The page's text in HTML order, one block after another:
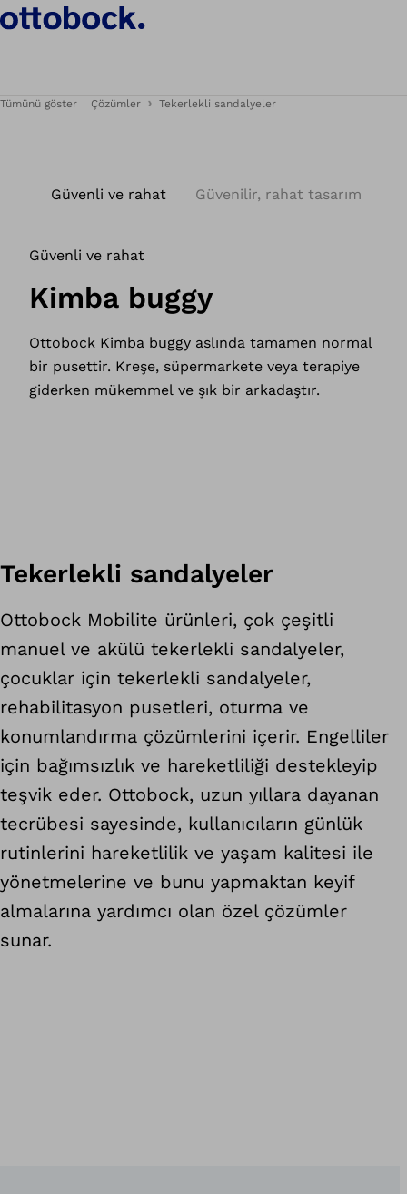
Tümünü göster Çözümler Tekerlekli sandalyeler
Güvenli ve rahat Güvenilir, rahat tasarım
Güvenli ve rahat
Kimba buggy
Ottobock Kimba buggy aslında tamamen normal
bir pusettir. Kreşe, süpermarkete veya terapiye
giderken mükemmel ve şık bir arkadaştır.
Tekerlekli sandalyeler
Ottobock Mobilite ürünleri, çok çeşitli
manuel ve akülü tekerlekli sandalyeler,
çocuklar için tekerlekli sandalyeler,
rehabilitasyon pusetleri, oturma ve
konumlandırma çözümlerini içerir. Engelliler
için bağımsızlık ve hareketliliği destekleyip
teşvik eder. Ottobock, uzun yıllara dayanan
tecrübesi sayesinde, kullanıcıların günlük
rutinlerini hareketlilik ve yaşam kalitesi ile
yönetmelerine ve bunu yapmaktan keyif
almalarına yardımcı olan özel çözümler
sunar.